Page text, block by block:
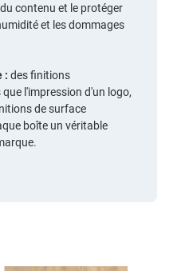
contenu et le protéger
et les dommages
: des finitions
que l'impression d'un logo,
de surface
boîte un véritable